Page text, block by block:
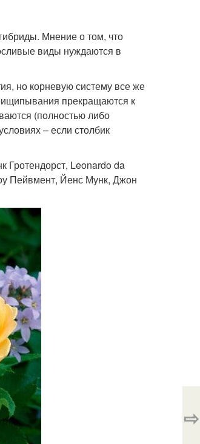
Мнение о том, что
виды нуждаются в
но корневую систему все же
прекращаются к
(полностью либо
– если столбик
Гротендорст, Leonardo da
Пейвмент, Йенс Мунк, Джон
⇨